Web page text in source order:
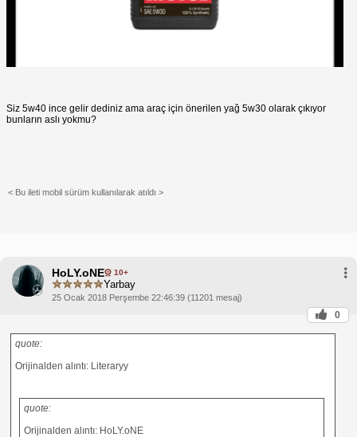
Siz 5w40 ince gelir dediniz ama araç için önerilen yağ 5w30 olarak çıkıyor
bunların aslı yokmu?
< Bu ileti mobil sürüm kullanılarak atıldı >
HoLY.oNE 10+
Yarbay
25 Ocak 2018 Perşembe 22:46:39 (11201 mesaj)
0
quote:
Orijinalden alıntı: Literaryy
quote:
Orijinalden alıntı: HoLY.oNE